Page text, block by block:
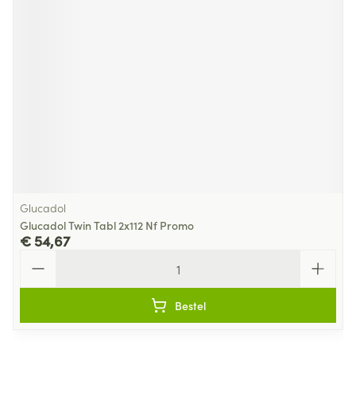
Glucadol
Glucadol Twin Tabl 2x112 Nf Promo
€ 54,67
Bestel